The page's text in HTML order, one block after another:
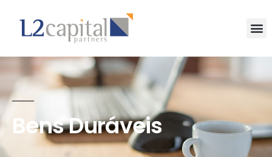
Bens Duráveis